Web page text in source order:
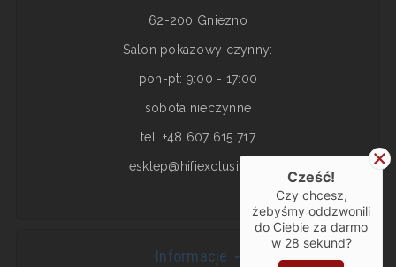
62-200 Gniezno
Salon pokazowy czynny:
pon-pt: 9:00 - 17:00
sobota nieczynne
tel. +48 607 615 717
esklep@hifiexclusive.pl
Informacje
Cześć!
Czy chcesz,
żebyśmy oddzwonili
do Ciebie za darmo
w 28 sekund?